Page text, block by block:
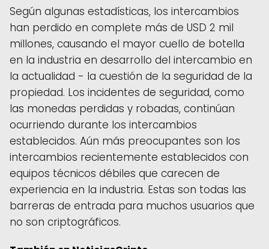
Según algunas estadísticas, los intercambios
han perdido en complete más de USD 2 mil
millones, causando el mayor cuello de botella
en la industria en desarrollo del intercambio en
la actualidad - la cuestión de la seguridad de la
propiedad. Los incidentes de seguridad, como
las monedas perdidas y robadas, continúan
ocurriendo durante los intercambios
establecidos. Aún más preocupantes son los
intercambios recientemente establecidos con
equipos técnicos débiles que carecen de
experiencia en la industria. Estas son todas las
barreras de entrada para muchos usuarios que
no son criptográficos.